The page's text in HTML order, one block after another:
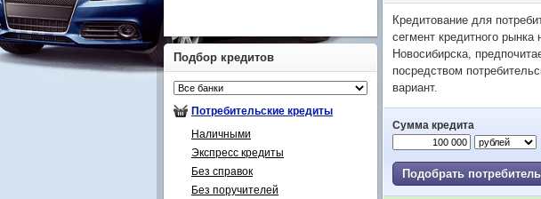
Кредитование для
сегмент кредитного
Новосибирска,
посредством
вариант.
Сумма кредита
Подобрать
Подбор кредитов
Потребительские кредиты
Наличными
Экспресс кредиты
Без справок
Без поручителей